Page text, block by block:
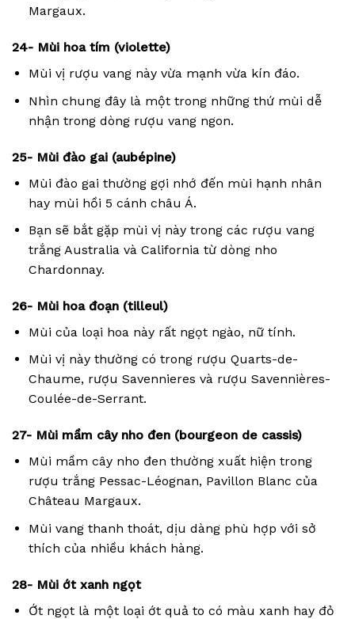
Margaux.
24- Mùi hoa tím (violette)
Mùi vị rượu vang này vừa mạnh vừa kín đáo.
Nhìn chung đây là một trong những thứ mùi dễ
nhận trong dòng rượu vang ngon.
25- Mùi đào gai (aubépine)
Mùi đào gai thường gợi nhớ đến mùi hạnh nhân
hay mùi hồi 5 cánh châu Á.
Bạn sẽ bắt gặp mùi vị này trong các rượu vang
trắng Australia và California từ dòng nho
Chardonnay.
26- Mùi hoa đoạn (tilleul)
Mùi của loại hoa này rất ngọt ngào, nữ tính.
Mùi vị này thường có trong rượu Quarts-de-
Chaume, rượu Savennieres và rượu Savennières-
Coulée-de-Serrant.
27- Mùi mầm cây nho đen (bourgeon de cassis)
Mùi mầm cây nho đen thường xuất hiện trong
rượu trắng Pessac-Léognan, Pavillon Blanc của
Château Margaux.
Mùi vang thanh thoát, dịu dàng phù hợp với sở
thích của nhiều khách hàng.
28- Mùi ớt xanh ngọt
Ớt ngọt là một loại ớt quả to có màu xanh hay đỏ